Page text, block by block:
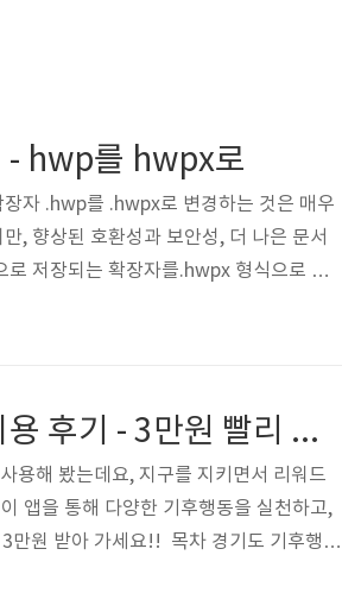
- hwp를 hwpx로
자 .hwp를 .hwpx로 변경하는 것은 매우
, 향상된 호환성과 보안성, 더 나은 문서
로 저장되는 확장자를.hwpx 형식으로 설
야 할까?한글 문서의 기본 저장 형식을 .
경기도 기후행동 기회소득 앱 이용 후기 - 3만원 빨리 받아가세요!
용해 봤는데요, 지구를 지키면서 리워드
앱을 통해 다양한 기후행동을 실천하고,
만원 받아 가세요!! 목차 경기도 기후행동
접근권한 설정회원가입/로그인휴대전화